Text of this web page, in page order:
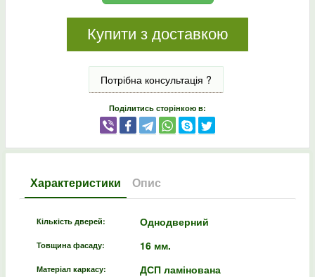
Купити з доставкою
Потрібна консультація ?
Поділитись сторінкою в:
Характеристики Опис
Кількість дверей: Однодверний
Товщина фасаду: 16 мм.
Матеріал каркасу: ДСП ламінована